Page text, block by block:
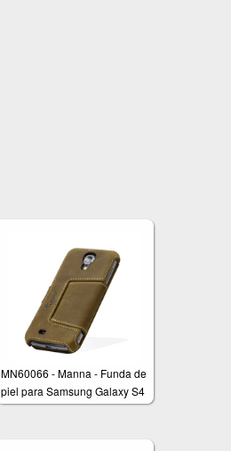
MN60066 - Manna - Funda de
piel para Samsung Galaxy S4